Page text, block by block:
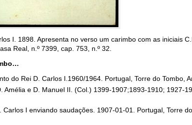
I. 1898. Apresenta no verso um carimbo com as iniciais
Real, n.º 7399, cap. 753, n.º 32.
do Rei D. Carlos I.1960/1964. Portugal, Torre do Tombo,
Amélia e D. Manuel II. (Col.) 1399-1907;1893-1910; 1927-
I enviando saudações. 1907-01-01. Portugal, Torre